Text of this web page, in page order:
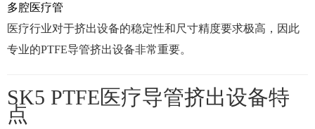
多腔医疗管
医疗行业对于挤出设备的稳定性和尺寸精度要求极高，因此
专业的PTFE导管挤出设备非常重要。
SK5 PTFE医疗导管挤出设备特
点